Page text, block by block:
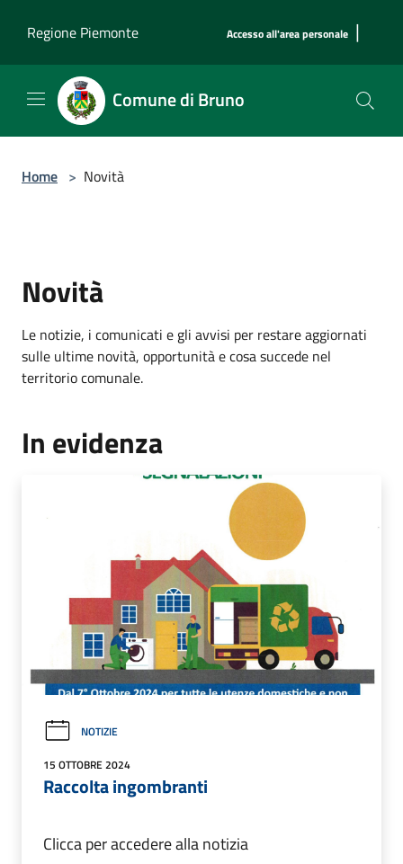
Regione Piemonte
Accesso all'area personale |
Comune di Bruno
Home > Novità
Novità
Le notizie, i comunicati e gli avvisi per restare aggiornati
sulle ultime novità, opportunità e cosa succede nel
territorio comunale.
In evidenza
NOTIZIE
15 OTTOBRE 2024
Raccolta ingombranti
Clicca per accedere alla notizia